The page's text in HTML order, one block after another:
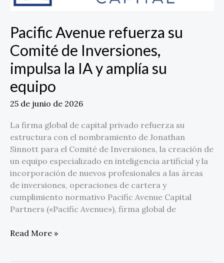
Pacific Avenue refuerza su
Comité de Inversiones,
impulsa la IA y amplía su
equipo
25 de junio de 2026
La firma global de capital privado refuerza su
estructura con el nombramiento de Jonathan
Sinnott para el Comité de Inversiones, la creación de
un equipo especializado en inteligencia artificial y la
incorporación de nuevos profesionales a las áreas
de inversiones, operaciones de cartera y
cumplimiento normativo Pacific Avenue Capital
Partners («Pacific Avenue»), firma global de
su
de
impulsa
la
y
amplía
equipo
Read More »